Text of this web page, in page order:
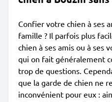
Confier votre chien à ses
famille ? Il parfois plus
chien à ses amis ou à ses
qui on fait généralement
trop de questions.
que la garde de chien ne
inconvénient pour eux :